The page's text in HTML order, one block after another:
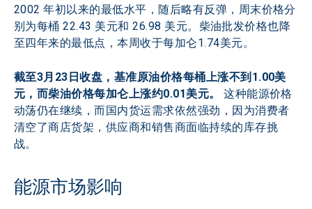
2002 年初以来的最低水平，随后略有反弹，周末价格分
别为每桶 22.43 美元和 26.98 美元。柴油批发价格也降
至四年来的最低点，本周收于每加仑1.74美元。
截至3月23日收盘，基准原油价格每桶上涨不到1.00美
元，而柴油价格每加仑上涨约0.01美元。
这种能源价格
动荡仍在继续，而国内货运需求依然强劲，因为消费者
清空了商店货架，供应商和销售商面临持续的库存挑
战。
能源市场影响